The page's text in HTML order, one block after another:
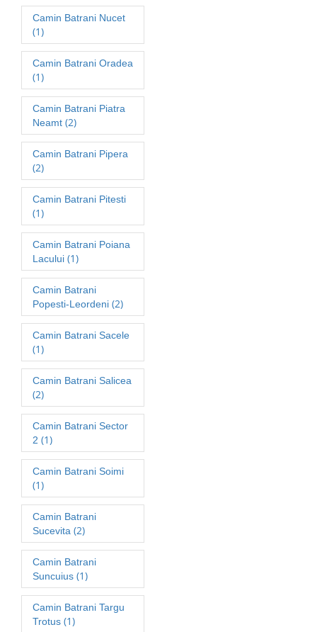
Camin Batrani Nucet
(1)
Camin Batrani Oradea
(1)
Camin Batrani Piatra
Neamt (2)
Camin Batrani Pipera
(2)
Camin Batrani Pitesti
(1)
Camin Batrani Poiana
Lacului (1)
Camin Batrani
Popesti-Leordeni (2)
Camin Batrani Sacele
(1)
Camin Batrani Salicea
(2)
Camin Batrani Sector
2 (1)
Camin Batrani Soimi
(1)
Camin Batrani
Sucevita (2)
Camin Batrani
Suncuius (1)
Camin Batrani Targu
Trotus (1)